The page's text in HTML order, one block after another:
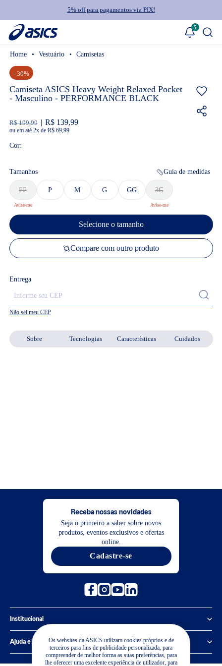
5% off para pagamentos via PIX!
5
Os websites da ASICS utilizam cookies próprios e de
terceiros para fins de publicidade personalizada, para
compreender de melhor forma as suas preferências, para
lhe oferecer uma excelente experiência de utilizador, para
Sobre Tecnologias Características Cuidados
Vestuário Camisetas
- 30%
Camiseta ASICS Heavy Weight Relaxed Pocket
- Masculino - PERFORMANCE BLACK
R$ 199,99 R$ 139,99
ou 2xde R$ 69,99
Cor:
Tamanhos Guia de medidas
PP P M G GG 3G
Selecione o tamanho
Compare com outro produto
Entrega
Não sei meu CEP
Receba nossas novidades
Seja o primeiro a saber sobre novos
produtos, eventos exclusivos e ofertas
online.
Cadastre-se
Institucional
Política de Privacidade
Sobre a ASICS
Ajuda e suporte
Central de Relacionamento